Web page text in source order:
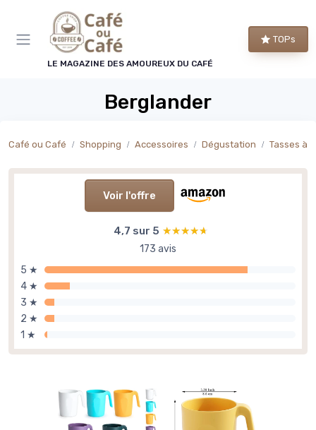
LE MAGAZINE DES AMOUREUX DU CAFÉ
TOPs
Berglander
Café ou Café Shopping Accessoires Dégustation Tasses à
Voir l'offre
4,7 sur 5 ★★★★★
★★★★★
173 avis
5 ★
4 ★
3 ★
2 ★
1 ★
Panneau de gestion des cookies